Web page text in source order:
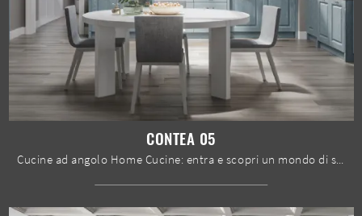
CONTEA 05
Cucine ad angolo Home Cucine: entra e scopri un mondo di stile e design! La cucina tradizionale Contea 05 ti aspetta.